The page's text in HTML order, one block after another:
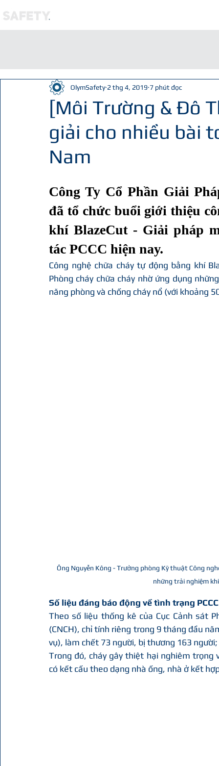
[Môi Trường & Đô
giải cho nhiều bài
Nam
OlymSafety 2 thg 4, 2019 7 phút đọc
Công Ty Cổ Phần Giải
đã tổ chức buổi giới thiệu
khí BlazeCut - Giải pháp
tác PCCC hiện nay.
Công nghệ chữa cháy tự động bằng khí
Phòng cháy chữa cháy nhờ ứng dụng
năng phòng và chống cháy nổ (với khoảng
Ông Nguyễn Kông - Trưởng phòng Kỹ thuật Công
những trải nghiệm
Số liệu đáng báo động về tình trạng
Theo số liệu thống kê của Cục Cảnh sát
(CNCH), chỉ tính riêng trong 9 tháng đầu
vụ), làm chết 73 người, bị thương 163
Trong đó, cháy gây thiệt hại nghiêm trọng
có kết cấu theo dạng nhà ống, nhà ở kết